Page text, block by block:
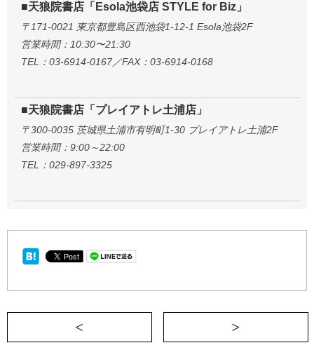
■天狼院書店「Esola池袋店 STYLE for Biz」
〒171-0021 東京都豊島区西池袋1-12-1 Esola池袋2F
営業時間：10:30〜21:30
TEL：03-6914-0167／FAX：03-6914-0168
■天狼院書店「プレイアトレ土浦店」
〒300-0035 茨城県土浦市有明町1-30 プレイアトレ土浦2F
営業時間：9:00～22:00
TEL：029-897-3325
＜ 小説『さめないアップルパイ』